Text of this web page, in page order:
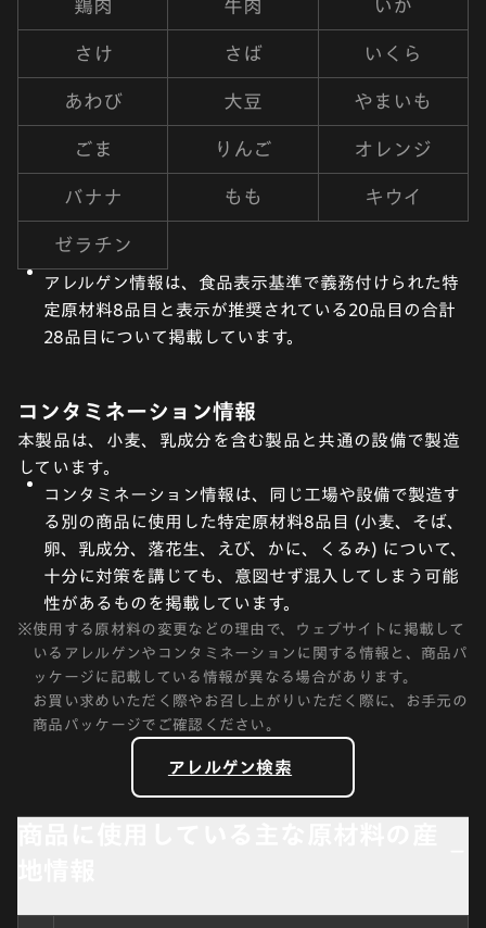
鶏肉 牛肉 いか
さけ さば いくら
あわび 大豆 やまいも
ごま りんご オレンジ
バナナ もも キウイ
ゼラチン
アレルゲン情報は、食品表示基準で義務付けられた特
定原材料8品目と表示が推奨されている20品目の合計
28品目について掲載しています。
コンタミネーション情報
本製品は、小麦、乳成分を含む製品と共通の設備で製造
しています。
コンタミネーション情報は、同じ工場や設備で製造す
る別の商品に使用した特定原材料8品目 (小麦、そば、
卵、乳成分、落花生、えび、かに、くるみ) について、
十分に対策を講じても、意図せず混入してしまう可能
性があるものを掲載しています。
※使用する原材料の変更などの理由で、ウェブサイトに掲載して
いるアレルゲンやコンタミネーションに関する情報と、商品パ
ッケージに記載している情報が異なる場合があります。
お買い求めいただく際やお召し上がりいただく際に、お手元の
商品パッケージでご確認ください。
アレルゲン検索